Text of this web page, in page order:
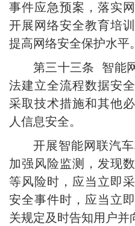
事件应急预案，落实
开展网络安全教育培
提高网络安全保护水平。
第三十三条 智能
法建立全流程数据安
采取技术措施和其他
人信息安全。
开展智能网联汽
加强风险监测，发现
等风险时，应当立即
安全事件时，应当立
关规定及时告知用户并